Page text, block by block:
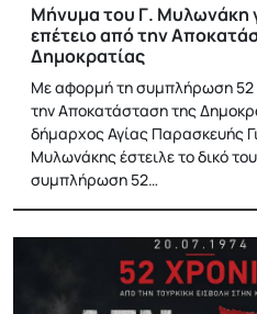
Μήνυμα του Γ. Μυλωνάκη
επέτειο από την
Δημοκρατίας
Με αφορμή τη συμπλήρωση
την Αποκατάσταση της
δήμαρχος Αγίας Παρασκευής
Μυλωνάκης έστειλε το δικό
συμπλήρωση 52…